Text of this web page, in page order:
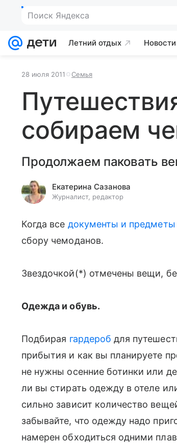
Поиск Яндекса
Летний отдых Новости
28 июля 2011 Семья
собираем
Продолжаем паковать
Екатерина Сазанова
Журналист, редактор
Когда все документы и
сбору чемоданов.
Звездочкой(*) отмечены вещи,
Одежда и обувь.
Подбирая гардероб для
прибытия и как вы планируете
не нужны осенние ботинки или
ли вы стирать одежду в отеле
сильно зависит количество
забывайте, что одежду надо
намерен обходиться одними